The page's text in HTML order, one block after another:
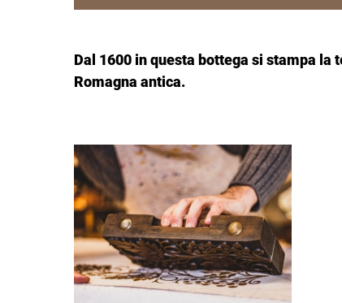
Dal 1600 in questa bottega si stampa
Romagna antica.